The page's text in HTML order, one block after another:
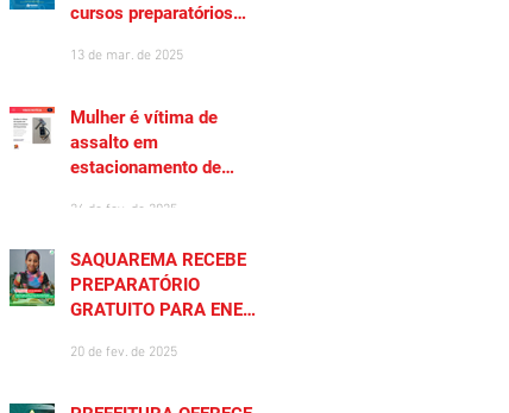
cursos preparatórios
13 de mar. de 2025
Mulher é vítima de
assalto em
estacionamento de
26 de fev. de 2025
SAQUAREMA RECEBE
PREPARATÓRIO
GRATUITO PARA ENEM
20 de fev. de 2025